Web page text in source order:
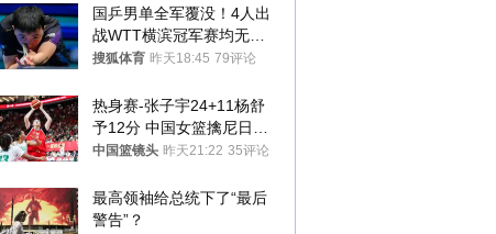
国乒男单全军覆没！4人出
战WTT横滨冠军赛均无缘
八强
搜狐体育 昨天18:45 79评论
热身赛-张子宇24+11杨舒
予12分 中国女篮擒尼日利
亚
中国篮镜头 昨天21:22 35评论
最高领袖给总统下了“最后
警告”？